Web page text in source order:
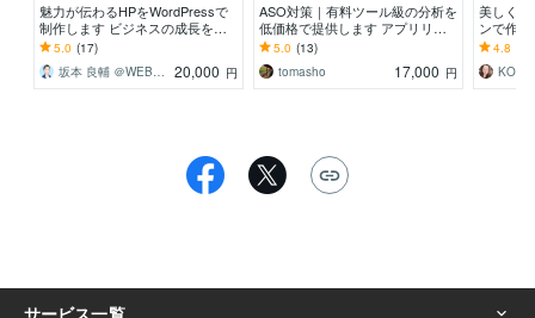
魅力が伝わるHPをWordPressで
制作します ビジネスの成長を後
押しする、心を込めたホームペー
ジ制作
5.0 (17)
坂本 良輔 ＠WEBクリエイター
20,000 円
ASO対策｜有料ツール級の分析を
低価格で提供します アプリリリ
ース数が激増しているため上位表
示が難しくなってます
5.0 (13)
tomasho
17,000 円
美しく
ンで作
くデザ
る名刺。
4.8
KO